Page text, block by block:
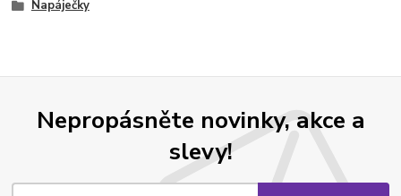
Napáječky
Nepropásněte novinky, akce a
slevy!